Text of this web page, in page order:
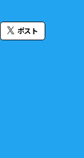
ポスト